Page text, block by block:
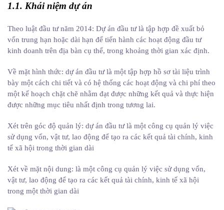
1.1. Khái niệm dự án
Theo luật đầu tư năm 2014: Dự án đầu tư là tập hợp đề xuất bỏ
vốn trung hạn hoặc dài hạn để tiến hành các hoạt động đầu tư
kinh doanh trên địa bàn cụ thể, trong khoảng thời gian xác định.
Về mặt hình thức: dự án đầu tư là một tập hợp hồ sơ tài liệu trình
bày một cách chi tiết và có hệ thống các hoạt động và chi phí theo
một kế hoạch chặt chẽ nhằm đạt được những kết quả và thực hiện
được những mục tiêu nhất định trong tương lai.
Xét trên góc độ quản lý: dự án đầu tư là một công cụ quản lý việc
sử dụng vốn, vật tư, lao động để tạo ra các kết quả tài chính, kinh
tế xã hội trong thời gian dài
Xét về mặt nội dung: là một công cụ quản lý việc sử dụng vốn,
vật tư, lao động để tạo ra các kết quả tài chính, kinh tế xã hội
trong một thời gian dài